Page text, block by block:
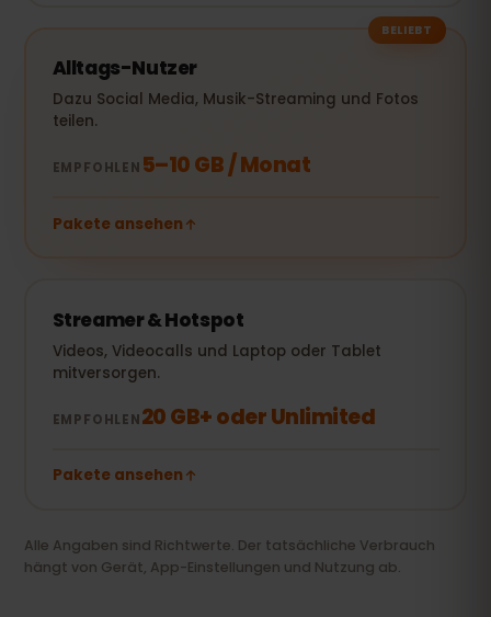
BELIEBT
Alltags-Nutzer
Dazu Social Media, Musik-Streaming und Fotos
teilen.
EMPFOHLEN 5–10 GB / Monat
Pakete ansehen
Streamer & Hotspot
Videos, Videocalls und Laptop oder Tablet
mitversorgen.
EMPFOHLEN20 GB+ oder Unlimited
Pakete ansehen
Alle Angaben sind Richtwerte. Der tatsächliche Verbrauch
hängt von Gerät, App-Einstellungen und Nutzung ab.